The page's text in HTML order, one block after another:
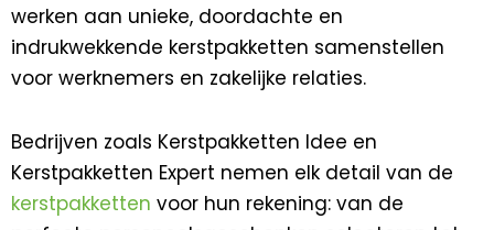
werken aan unieke, doordachte en
indrukwekkende kerstpakketten samenstellen
voor werknemers en zakelijke relaties.
Bedrijven zoals Kerstpakketten Idee en
Kerstpakketten Expert nemen elk detail van de
kerstpakketten voor hun rekening: van de